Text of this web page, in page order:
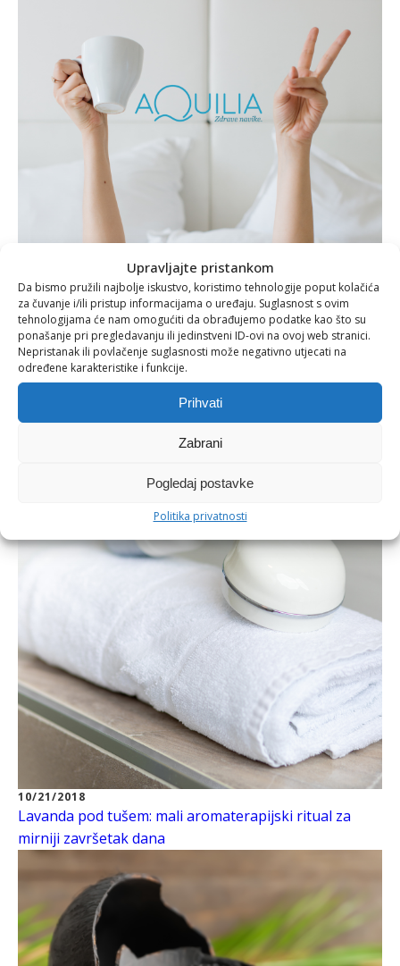
Upravljajte pristankom
Da bismo pružili najbolje iskustvo, koristimo tehnologije poput kolačića
za čuvanje i/ili pristup informacijama o uređaju. Suglasnost s ovim
tehnologijama će nam omogućiti da obrađujemo podatke kao što su
ponašanje pri pregledavanju ili jedinstveni ID-ovi na ovoj web stranici.
Nepristanak ili povlačenje suglasnosti može negativno utjecati na
određene karakteristike i funkcije.
Prihvati
Zabrani
Pogledaj postavke
Politika privatnosti
10/21/2018
Zdravi bez savršenstva: Zašto su male navike tajna
10/21/2018
Lavanda pod tušem: mali aromaterapijski ritual za
mirniji završetak dana